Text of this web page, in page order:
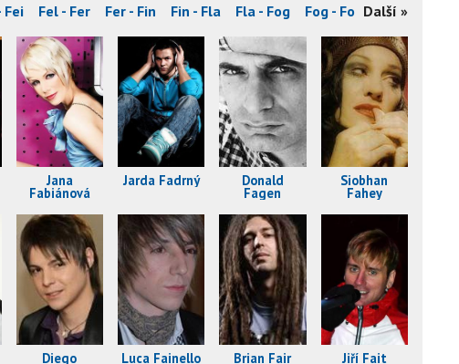
Fei Fel - Fer Fer - Fin Fin - Fla Fla - Fog Fog - For Fos - Fra
Další »
Jana
Fabiánová
Jarda Fadrný Donald
Fagen
Siobhan
Fahey
Diego Luca Fainello Brian Fair Jiří Fait